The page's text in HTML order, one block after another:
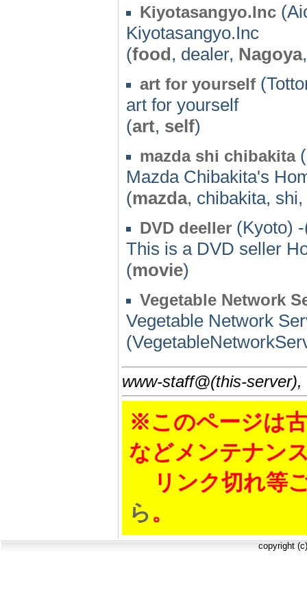
Kiyotasangyo.Inc
Kiyotasangyo.Inc
(food, dealer, Nagoya
art for yourself
art for yourself
(art, self)
mazda shi chibakita
Mazda Chibakita's
(mazda, chibakita, shi,
DVD deeller (Kyoto)
This is a DVD seller
(movie)
Vegetable Network
Vegetable Network
www-staff@(this-
※このページは
などメンテナン
リンク切れ等
ら。
copyright